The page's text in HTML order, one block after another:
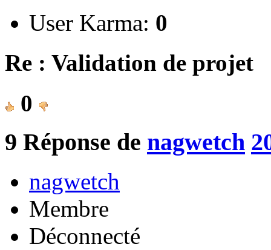
User Karma: 0
Re : Validation de projet
0
9 Réponse de nagwetch
nagwetch
Membre
Déconnecté